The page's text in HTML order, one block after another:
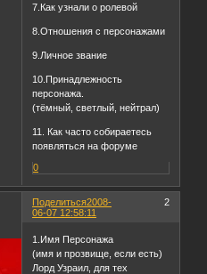
7.Как узнали о ролевой
8.Отношения с персонажами
9.Личное звание
10.Принадлежность
персонажа.
(тёмный, светлый, нейтрал)
11. Как часто собираетесь
появляться на форуме
0
Поделиться 2
2008-
06-07 12:58:11
1.Имя Персонажа
(имя и прозвище, если есть)
Лорд Узраил, для тех